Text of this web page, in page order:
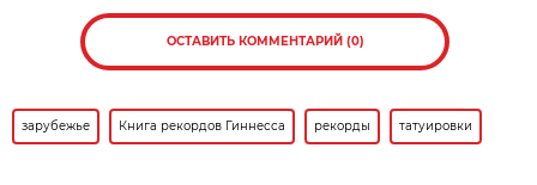
ОСТАВИТЬ КОММЕНТАРИЙ (0)
зарубежье Книга рекордов Гиннесса рекорды татуировки